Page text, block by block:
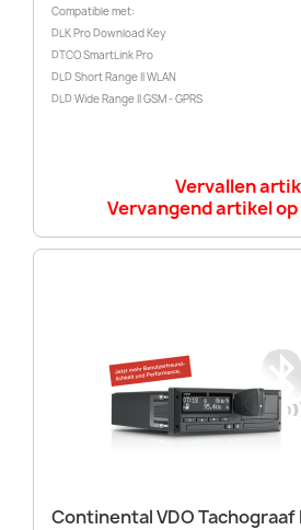
Compatible met:
DLK Pro Download Key
DTCO SmartLink Pro
DLD Short Range II WLAN
DLD Wide Range II GSM - GPRS
Vervallen
Vervangend artikel
Continental VDO Tachograaf